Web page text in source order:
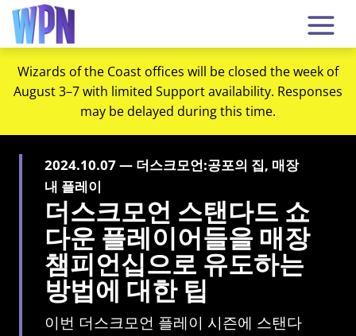
Wizards of the Coast offices will be closed the week of
August 3–7 with limited Support availability. Responses
may be delayed during this time.
2024.10.07 — 더스크모언:공포의 집, 매장
내 플레이
더스크모언 스탠다드 쇼
다운 플레이어들을 매장
챔피언십으로 유도하는
방법에 대한 팁
이번 더스크모언 플레이 시즌에 스탠다